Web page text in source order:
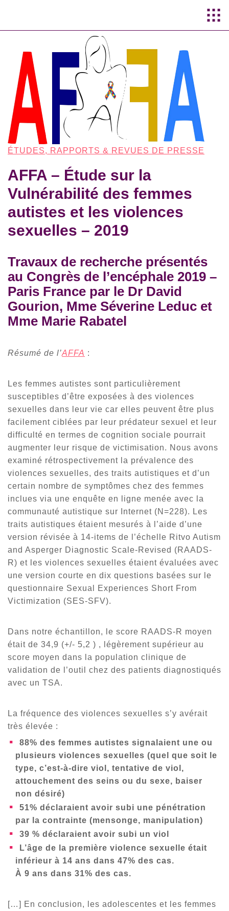
ÉTUDES, RAPPORTS & REVUES DE PRESSE
AFFA – Étude sur la
Vulnérabilité des femmes
autistes et les violences
sexuelles – 2019
Travaux de recherche présentés
au Congrès de l’encéphale 2019 –
Paris France par le Dr David
Gourion, Mme Séverine Leduc et
Mme Marie Rabatel
Résumé de l’AFFA :
Les femmes autistes sont particulièrement
susceptibles d’être exposées à des violences
sexuelles dans leur vie car elles peuvent être plus
facilement ciblées par leur prédateur sexuel et leur
difficulté en termes de cognition sociale pourrait
augmenter leur risque de victimisation. Nous avons
examiné rétrospectivement la prévalence des
violences sexuelles, des traits autistiques et d’un
certain nombre de symptômes chez des femmes
inclues via une enquête en ligne menée avec la
communauté autistique sur Internet (N=228). Les
traits autistiques étaient mesurés à l’aide d’une
version révisée à 14-items de l’échelle Ritvo Autism
and Asperger Diagnostic Scale-Revised (RAADS-
R) et les violences sexuelles étaient évaluées avec
une version courte en dix questions basées sur le
questionnaire Sexual Experiences Short From
Victimization (SES-SFV).
Dans notre échantillon, le score RAADS-R moyen
était de 34,9 (+/- 5,2 ) , légèrement supérieur au
score moyen dans la population clinique de
validation de l’outil chez des patients diagnostiqués
avec un TSA.
La fréquence des violences sexuelles s’y avérait
très élevée :
88% des femmes autistes signalaient une ou
plusieurs violences sexuelles (quel que soit le
type, c’est-à-dire viol, tentative de viol,
attouchement des seins ou du sexe, baiser
non désiré)
51% déclaraient avoir subi une pénétration
par la contrainte (mensonge, manipulation)
39 % déclaraient avoir subi un viol
L’âge de la première violence sexuelle était
inférieur à 14 ans dans 47% des cas.
À 9 ans dans 31% des cas.
[…] En conclusion, les adolescentes et les femmes